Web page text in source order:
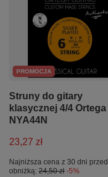
PROMOCJA
Struny do gitary
klasycznej 4/4 Ortega
NYA44N
23,27 zł
Najniższa cena z 30 dni przed
obniżką: 24,50 zł -5%